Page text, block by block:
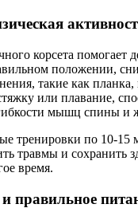
корсета помогает
положении,
такие как планка,
или плавание,
мышц спины и
тренировки по 10-15
травмы и сохранить
время.
правильное